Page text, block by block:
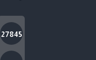
27845